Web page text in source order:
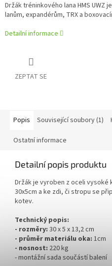
Držák tréninkového lana HMS UWZ
lanům, expandérům, TRX a
Detailní informace
ZEPTAT SE
Popis Související soubory (1)
Ostatní informace
Detailní popis produktu
Držák je vyroben z oceli vysoké
30x5cm a ke zdi, či stropu se
kotev.
Technický popis:
- rozměry: 30 x 5 x 13,2 cm
- průměr materiálu oka: 1cm
- nosnost: 220 kg
- montážní sada součástí balení